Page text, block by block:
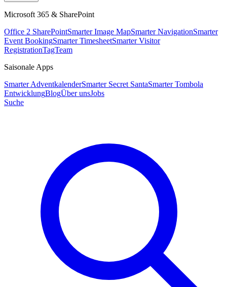
Microsoft 365 & SharePoint
Office 2 SharePointSmarter Image MapSmarter NavigationSmarter
Event BookingSmarter TimesheetSmarter Visitor
RegistrationTagTeam
Saisonale Apps
Smarter AdventkalenderSmarter Secret SantaSmarter Tombola
EntwicklungBlogÜber unsJobs
Suche